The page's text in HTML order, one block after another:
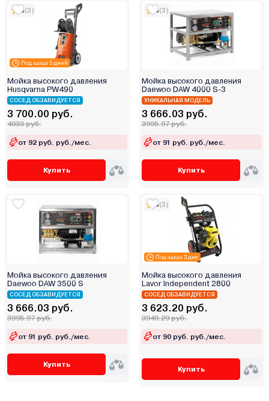
Под заказ 5 дней
5(3)
Мойка высокого давления
Husqvarna PW490
СОСЕД ОБЗАВИДУЕТСЯ
3 700.00 руб.
4033 руб.
от 92 руб. руб./мес.
Купить
5(3)
Мойка высокого давления
Daewoo DAW 4000 S-3
УНИКАЛЬНАЯ МОДЕЛЬ
3 666.03 руб.
3995.97 руб.
от 91 руб. руб./мес.
Купить
Мойка высокого давления
Daewoo DAW 3500 S
СОСЕД ОБЗАВИДУЕТСЯ
3 666.03 руб.
3995.97 руб.
от 91 руб. руб./мес.
Купить
Под заказ 3 дня
5(3)
Мойка высокого давления
Lavor Independent 2800
СОСЕД ОБЗАВИДУЕТСЯ
3 623.20 руб.
3949.29 руб.
от 90 руб. руб./мес.
Купить